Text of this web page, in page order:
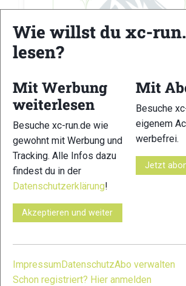
vor 5 Jahre
Teilen
Michael Söllnerhat seine
einer Challengeaktualisiert.
Wie willst du xc-
lesen?
Mit Werbung
weiterlesen
Besuche xc-run.de wie
gewohnt mit Werbung und
Tracking. Alle Infos dazu
findest du in der
Datenschutzerklärung!
Akzeptieren und weiter
Mit
Besuche
eigenem
werbefrei.
Jetzt
ImpressumDatenschutzAbo verwalten
Schon registriert? Hier anmelden